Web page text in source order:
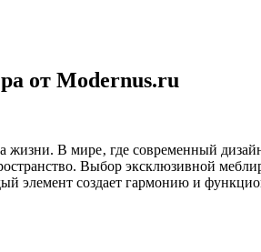
от Modernus.ru
В мире‚ где современный
Выбор эксклюзивной
элемент создает гармонию и